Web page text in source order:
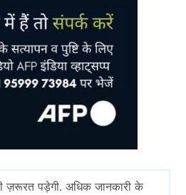
ज़रूरत पड़ेगी. अधिक जानकारी के